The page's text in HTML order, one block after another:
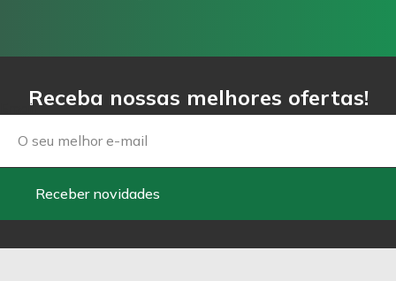
Receba nossas melhores ofertas!
Email
Receber novidades